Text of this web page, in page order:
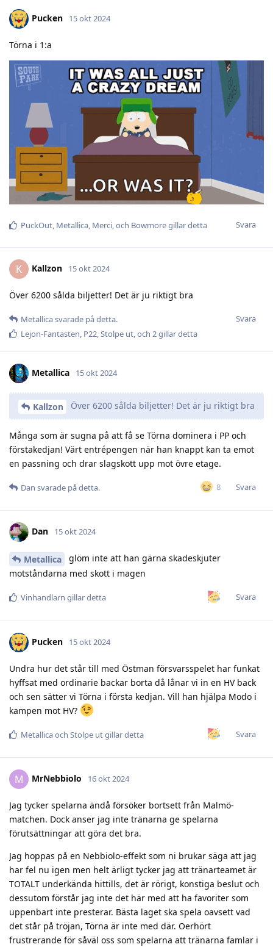
Pucken 15 okt 2024
Törna i 1:a
Svara
PuckOut, Metallica, Merci, och Bowmoregillar detta
K Kallzon 15 okt 2024
Över 6200 sålda biljetter! Det är ju riktigt bra
Svara
Metallicasvarade på detta.
Lejon-Fantasten, P22,Stolpe ut, och 2gillar detta
Metallica 15 okt 2024
Kallzon Över 6200 sålda biljetter! Det är ju riktigt bra
Många som är sugna på att få se Törna dominera i PP och
förstakedjan! Värt entrépengen när han knappt kan ta emot
en passning och drar slagskott upp mot övre etage.
8 Svara
Dan svarade på detta.
Dan 15 okt 2024
Metallica
glöm inte att han gärna skadeskjuter
motståndarna med skott i magen
Svara
Vinhandlarn gillar detta
Pucken 15 okt 2024
Undra hur det står till med Östman försvarsspelet har funkat
hyffsat med ordinarie backar borta då lånar vi in en HV back
och sen sätter vi Törna i första kedjan. Vill han hjälpa Modo i
kampen mot HV?
Svara
Metallicaoch Stolpe utgillar detta
M MrNebbiolo 16 okt 2024
Jag tycker spelarna ändå försöker bortsett från Malmö-
matchen. Dock anser jag inte tränarna ge spelarna
förutsättningar att göra det bra.
Jag hoppas på en Nebbiolo-effekt som ni brukar säga att jag
har fel nu igen men helt ärligt tycker jag att tränarteamet är
TOTALT underkända hittills, det är rörigt, konstiga beslut och
dessutom förstår jag inte det här med att ha favoriter som
uppenbart inte presterar. Bästa laget ska spela oavsett vad
det står på tröjan, Törna är inte med där. Oerhört
frustrerande för såväl oss som spelarna att tränarna famlar i